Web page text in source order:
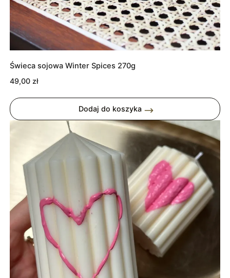
Świeca sojowa Winter Spices 270g
49,00 zł
Dodaj do koszyka